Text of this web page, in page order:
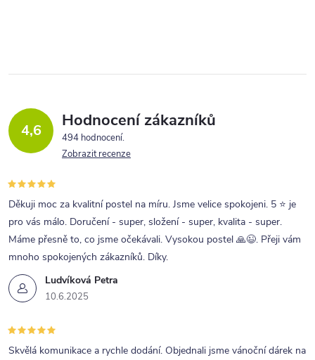
4,6 Hodnocení zákazníků
494 hodnocení
Zobrazit recenze
Ludvíková Petra
10.6.2025
Děkuji moc za kvalitní postel na míru. Jsme velice spokojeni. 5 ⭐ je
pro vás málo. Doručení - super, složení - super, kvalita - super.
Máme přesně to, co jsme očekávali. Vysokou postel 🙏😉. Přeji vám
mnoho spokojených zákazníků. Díky.
Skvělá komunikace a rychle dodání. Objednali jsme vánoční dárek na